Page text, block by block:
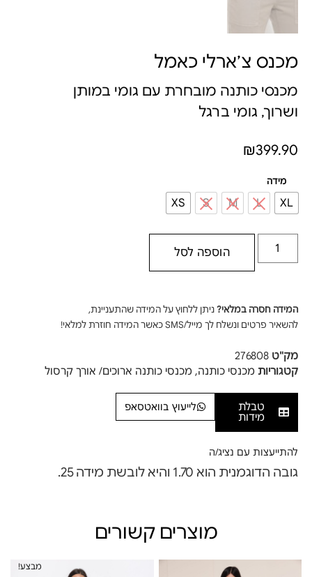
מכנס צ׳ארלי כאמל
מכנסי כותנה מובחרת עם גומי במותן
ושרוך, גומי ברגל
₪399.90
מידה
XL
L
M
S
XS
הוספה לסל
המידה חסרה במלאי?ניתן ללחוץ על המידה שהתעניינת,
להשאיר פרטים ונשלח לך מייל/SMS כאשר המידה חוזרת למלאי!
מק"ט 276808
קטגוריות מכנסי כותנה, מכנסי כותנה ארוכים/ אורך קרסול
טבלת
מידות
לייעוץ בוואטסאפ
להתייעצות עם נציג/ה
גובה הדוגמנית הוא 1.70 והיא לובשת מידה 25.
מוצרים קשורים
מבצע!